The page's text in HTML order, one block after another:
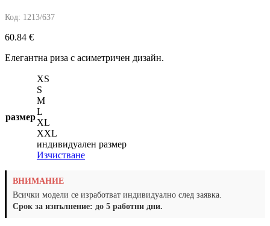
Код: 1213/637
60.84 €
Елегантна риза с асиметричен дизайн.
размер
XS
S
M
L
XL
XXL
индивидуален размер
Изчистване
ВНИМАНИЕ
Всички модели се изработват индивидуално след заявка.
Срок за изпълнение: до 5 работни дни.